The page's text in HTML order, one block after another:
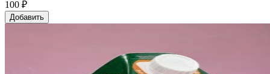
100 ₽
Добавить